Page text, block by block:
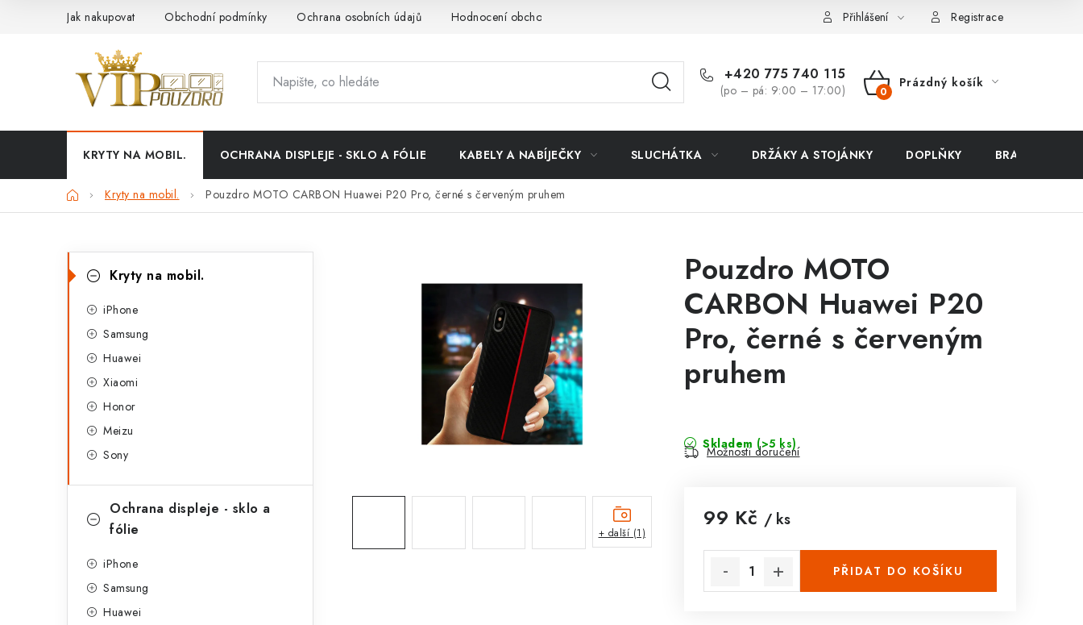
Jak nakupovat Obchodní podmínky Ochrana osobních údajů Hodnocení obchodu Vrácení zboží a reklamace Přihlášení Registrace
+420 775 740 115
(po – pá: 9:00 – 17:00)
NÁKUPNÍ
Prázdný košík
KRYTY NA MOBIL. OCHRANA DISPLEJE - SKLO A FÓLIE KABELY A NABÍJEČKY SLUCHÁTKA DRŽÁKY A STOJÁNKY DOPLŇKY BRAŠNY NA
DomůKryty na mobil. Pouzdro MOTO CARBON Huawei P20 Pro, černé s červeným pruhem
P
n
kategorie
K
a
e
Kryty na mobil.
iPhone
Samsung
Huawei
Xiaomi
Honor
Meizu
Sony
Ochrana displeje - sklo a
fólie
iPhone
Samsung
Huawei
Pouzdro MOTO
CARBON Huawei P20
Pro, černé s červeným
pruhem
Skladem (>5 ks)
Možnosti doručení
99 Kč / ks
PŘIDAT DO KOŠÍKU
+ další (1)